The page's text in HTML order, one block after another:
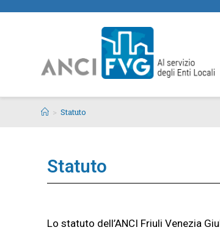
> Statuto
Statuto
Lo statuto dell’ANCI Friuli Venezia